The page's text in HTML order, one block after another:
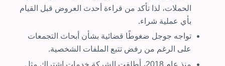
الحملات، لذا تأكد من قراءة أحدث العروض قبل القيام
بأي عملية شراء.
تواجه جوجل ضغوطًا قضائية بشأن أبحاث التجمعات
على الرغم من رفض تتبع الملفات الشخصية.